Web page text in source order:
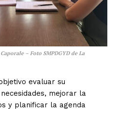
– Foto SMPDGYD de La
evaluar su
mejorar la
y planificar la agenda